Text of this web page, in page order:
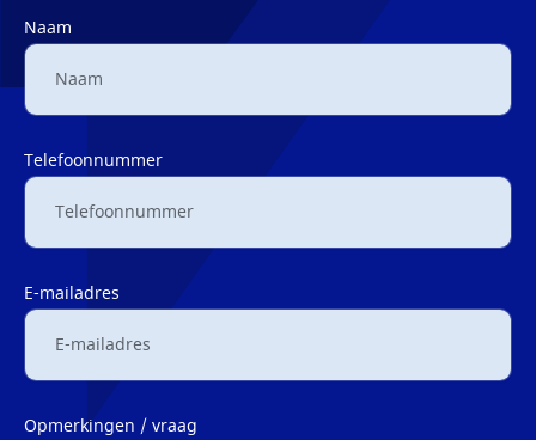
Naam
Telefoonnummer
E-mailadres
Opmerkingen / vraag